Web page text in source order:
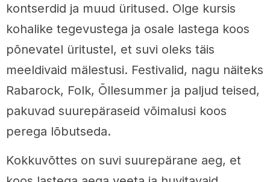
kontserdid ja muud üritused. Olge kursis
kohalike tegevustega ja osale lastega koos
põnevatel üritustel, et suvi oleks täis
meeldivaid mälestusi. Festivalid, nagu näiteks
Rabarock, Folk, Õllesummer ja paljud teised,
pakuvad suurepäraseid võimalusi koos
perega lõbutseda.
Kokkuvõttes on suvi suurepärane aeg, et